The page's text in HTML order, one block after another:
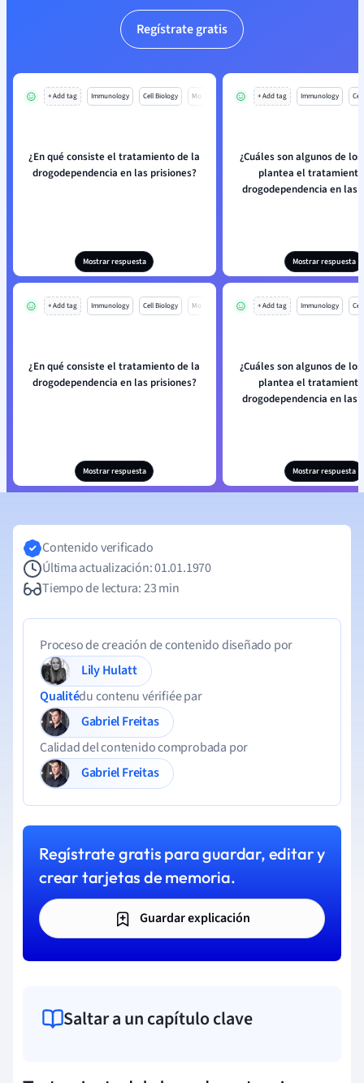
Regístrate gratis
+ Add tag Immunology Cell Biology Mo
¿En qué consiste el tratamiento de la
drogodependencia en las prisiones?
Mostrar respuesta
+ Add tag Immunology
¿Cuáles son algunos de
plantea el
drogodependencia en las
Mostrar respuesta
+ Add tag Immunology Cell Biology Mo
¿En qué consiste el tratamiento de la
drogodependencia en las prisiones?
Mostrar respuesta
+ Add tag Immunology
¿Cuáles son algunos de
plantea el
drogodependencia en las
Mostrar respuesta
Contenido verificado
Última actualización: 01.01.1970
Tiempo de lectura: 23 min
Proceso de creación de contenido diseñado por
Lily Hulatt
Qualitédu contenu vérifiée par
Gabriel Freitas
Calidad del contenido comprobada por
Gabriel Freitas
Regístrate gratis para guardar, editar y
crear tarjetas de memoria.
Guardar explicación
Saltar a un capítulo clave